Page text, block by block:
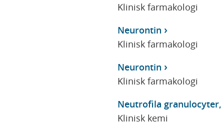
Klinisk farmakologi
Neurontin
Klinisk farmakologi
Neurontin
Klinisk farmakologi
Neutrofila granulocyter,
Klinisk kemi